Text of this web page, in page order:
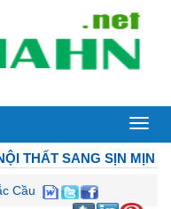
Bán
nhà
THẤT SANG SỊN MỊN
Cầu